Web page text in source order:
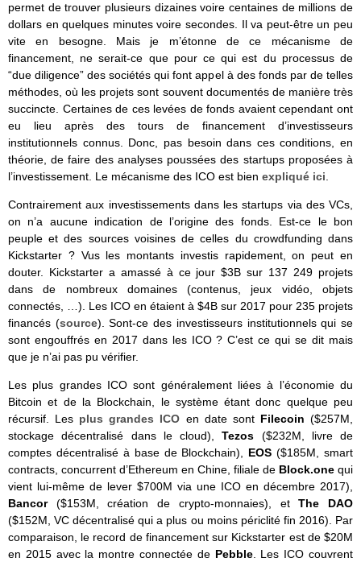
permet de trouver plusieurs dizaines voire centaines de millions de
dollars en quelques minutes voire secondes. Il va peut-être un peu
vite en besogne. Mais je m’étonne de ce mécanisme de
financement, ne serait-ce que pour ce qui est du processus de
“due diligence” des sociétés qui font appel à des fonds par de telles
méthodes, où les projets sont souvent documentés de manière très
succincte. Certaines de ces levées de fonds avaient cependant ont
eu lieu après des tours de financement d’investisseurs
institutionnels connus. Donc, pas besoin dans ces conditions, en
théorie, de faire des analyses poussées des startups proposées à
l’investissement. Le mécanisme des ICO est bien expliqué ici.
Contrairement aux investissements dans les startups via des VCs,
on n’a aucune indication de l’origine des fonds. Est-ce le bon
peuple et des sources voisines de celles du crowdfunding dans
Kickstarter ? Vus les montants investis rapidement, on peut en
douter. Kickstarter a amassé à ce jour $3B sur 137 249 projets
dans de nombreux domaines (contenus, jeux vidéo, objets
connectés, …). Les ICO en étaient à $4B sur 2017 pour 235 projets
financés (source). Sont-ce des investisseurs institutionnels qui se
sont engouffrés en 2017 dans les ICO ? C’est ce qui se dit mais
que je n’ai pas pu vérifier.
Les plus grandes ICO sont généralement liées à l’économie du
Bitcoin et de la Blockchain, le système étant donc quelque peu
récursif. Les plus grandes ICO en date sont Filecoin ($257M,
stockage décentralisé dans le cloud),Tezos ($232M, livre de
comptes décentralisé à base de Blockchain), EOS ($185M, smart
contracts, concurrent d’Ethereum en Chine, filiale de Block.one qui
vient lui-même de lever $700M via une ICO en décembre 2017),
Bancor($153M, création de crypto-monnaies), etThe DAO
($152M, VC décentralisé qui a plus ou moins périclité fin 2016). Par
comparaison, le record de financement sur Kickstarter est de $20M
en 2015 avec la montre connectée de Pebble. Les ICO couvrent